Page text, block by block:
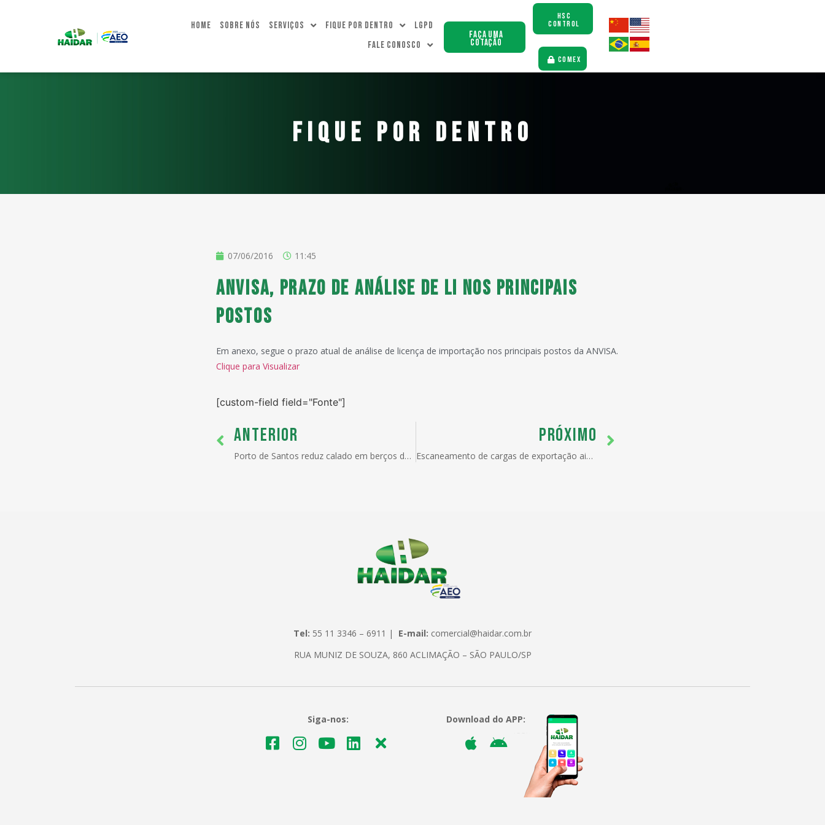
Home Sobre Nós Serviços Fique Por dentro
LGPD
Fale Conosco
Faça uma
Cotação
HSC
CONTROL
COMEX
FIQUE POR DENTRO
07/06/2016 11:45
ANVISA, prazo de análise de LI nos principais
postos
Em anexo, segue o prazo atual de análise de licença de importação nos principais postos da ANVISA.
Clique para Visualizar
[custom-field field="Fonte"]
ANTERIOR
Porto de Santos reduz calado em berços de atracação
PRÓXIMO
Escaneamento de cargas de exportação ainda causa desconforto
Tel: 55 11 3346 – 6911 | E-mail: comercial@haidar.com.br
RUA MUNIZ DE SOUZA, 860 ACLIMAÇÃO – SÃO PAULO/SP
Siga-nos: Download do APP: